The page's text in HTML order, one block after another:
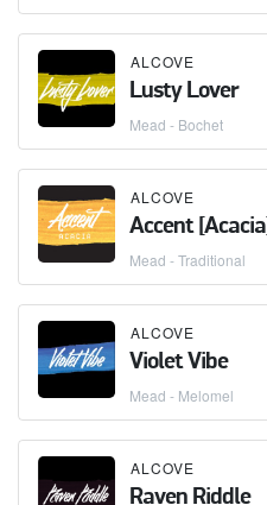
ALCOVE
Lusty Lover
Mead - Bochet
ALCOVE
Accent [Acacia]
Mead - Traditional
ALCOVE
Violet Vibe
Mead - Melomel
ALCOVE
Raven Riddle